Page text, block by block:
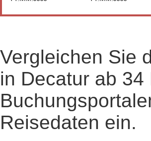
Vergleichen Sie
in Decatur ab
Reisedaten ein.